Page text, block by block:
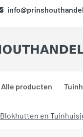
Alle producten
Blokhutten en